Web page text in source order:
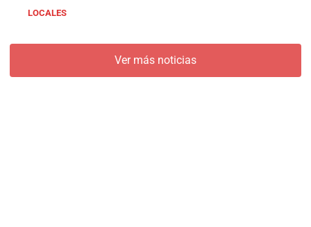
LOCALES
Ver más noticias